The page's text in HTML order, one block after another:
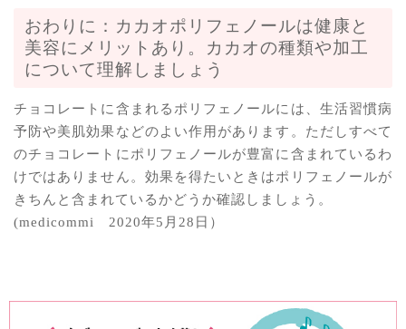
おわりに：カカオポリフェノールは健康と
美容にメリットあり。カカオの種類や加工
について理解しましょう
チョコレートに含まれるポリフェノールには、生活習慣病
予防や美肌効果などのよい作用があります。ただしすべて
のチョコレートにポリフェノールが豊富に含まれているわ
けではありません。効果を得たいときはポリフェノールが
きちんと含まれているかどうか確認しましょう。
(medicommi 2020年5月28日）